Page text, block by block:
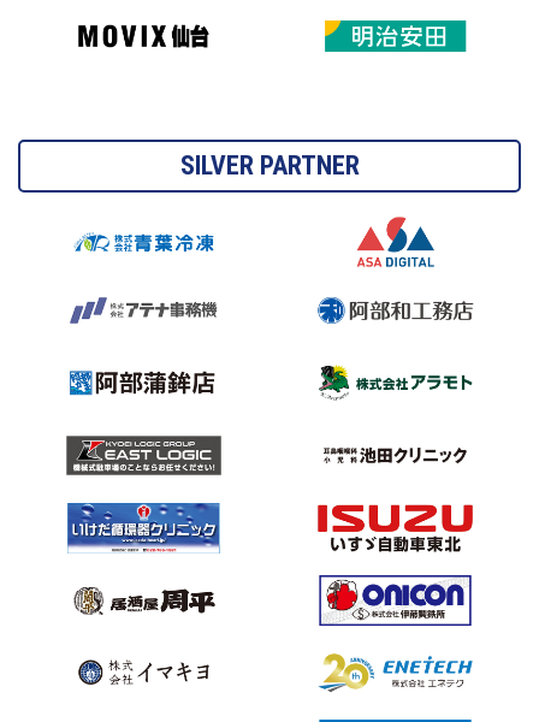
SILVER PARTNER